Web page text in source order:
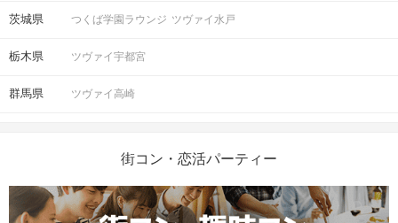
茨城県 つくば学園ラウンジ ツヴァイ水戸
栃木県 ツヴァイ宇都宮
群馬県 ツヴァイ高崎
街コン・恋活パーティー